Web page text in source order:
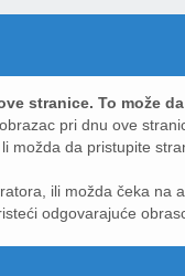
stranice. To može
pri dnu ove
možda da pristupite
ili možda čeka na
odgovarajuće